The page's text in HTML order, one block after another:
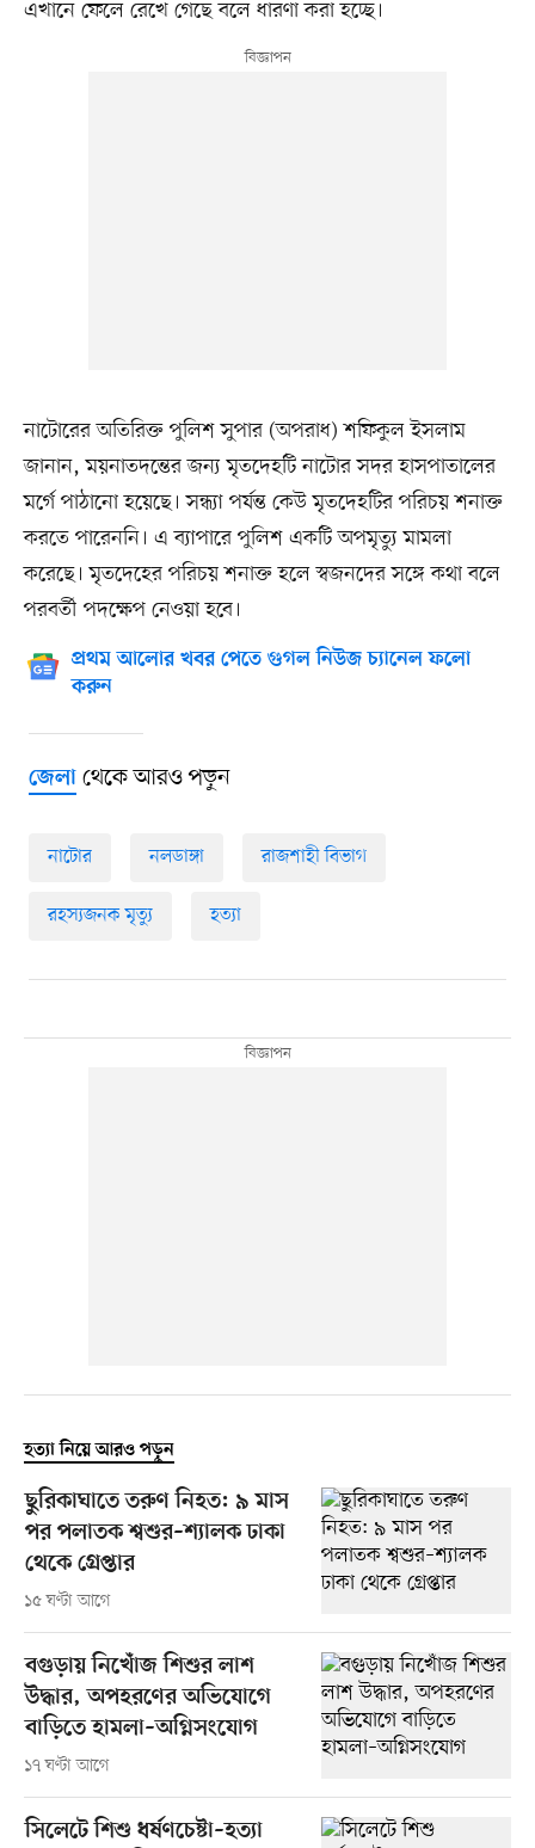
এখানে ফেলে রেখে গেছে বলে ধারণা করা হচ্ছে।
নাটোরের অতিরিক্ত পুলিশ সুপার (অপরাধ) শফিকুল ইসলাম
জানান, ময়নাতদন্তের জন্য মৃতদেহটি নাটোর সদর হাসপাতালের
মর্গে পাঠানো হয়েছে। সন্ধ্যা পর্যন্ত কেউ মৃতদেহটির পরিচয় শনাক্ত
করতে পারেননি। এ ব্যাপারে পুলিশ একটি অপমৃত্যু মামলা
করেছে। মৃতদেহের পরিচয় শনাক্ত হলে স্বজনদের সঙ্গে কথা বলে
পরবর্তী পদক্ষেপ নেওয়া হবে।
প্রথম আলোর খবর পেতে গুগল নিউজ চ্যানেল ফলো
করুন
জেলাথেকে আরও পড়ুন
নাটোর নলডাঙ্গা রাজশাহী বিভাগ
রহস্যজনক মৃত্যু হত্যা
হত্যা নিয়ে আরও পড়ুন
ছুরিকাঘাতে তরুণ নিহত: ৯ মাস
পর পলাতক শ্বশুর–শ্যালক ঢাকা
থেকে গ্রেপ্তার
১৫ ঘণ্টা আগে
বগুড়ায় নিখোঁজ শিশুর লাশ
উদ্ধার, অপহরণের অভিযোগে
বাড়িতে হামলা–অগ্নিসংযোগ
১৭ ঘণ্টা আগে
সিলেটে শিশু ধর্ষণচেষ্টা–হত্যা